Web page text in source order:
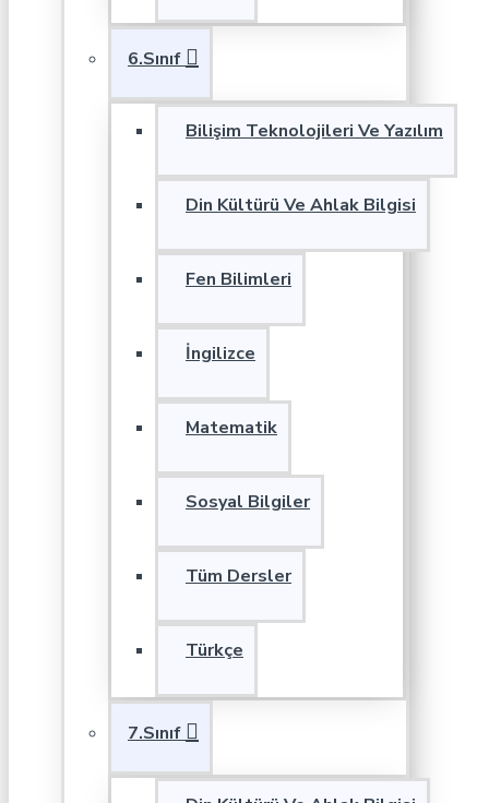
6.Sınıf
Bilişim Teknolojileri Ve Yazılım
Din Kültürü Ve Ahlak Bilgisi
Fen Bilimleri
İngilizce
Matematik
Sosyal Bilgiler
Tüm Dersler
Türkçe
7.Sınıf